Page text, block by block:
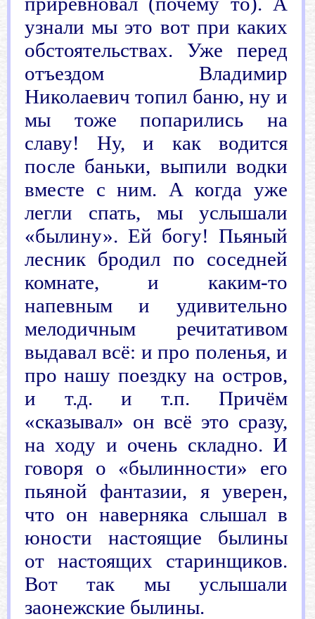
узнали мы это вот при каких
обстоятельствах. Уже перед
отъездом Владимир
Николаевич топил баню, ну и
мы тоже попарились на
славу! Ну, и как водится
после баньки, выпили водки
вместе с ним. А когда уже
легли спать, мы услышали
«былину». Ей богу! Пьяный
лесник бродил по соседней
комнате, и каким-то
напевным и удивительно
мелодичным речитативом
выдавал всё: и про поленья, и
про нашу поездку на остров,
и т.д. и т.п. Причём
«сказывал» он всё это сразу,
на ходу и очень складно. И
говоря о «былинности» его
пьяной фантазии, я уверен,
что он наверняка слышал в
юности настоящие былины
от настоящих старинщиков.
Вот так мы услышали
заонежские былины.